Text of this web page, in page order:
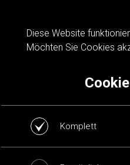
Cookie notification
Diese Website
Möchten Sie Cookies
Komplett